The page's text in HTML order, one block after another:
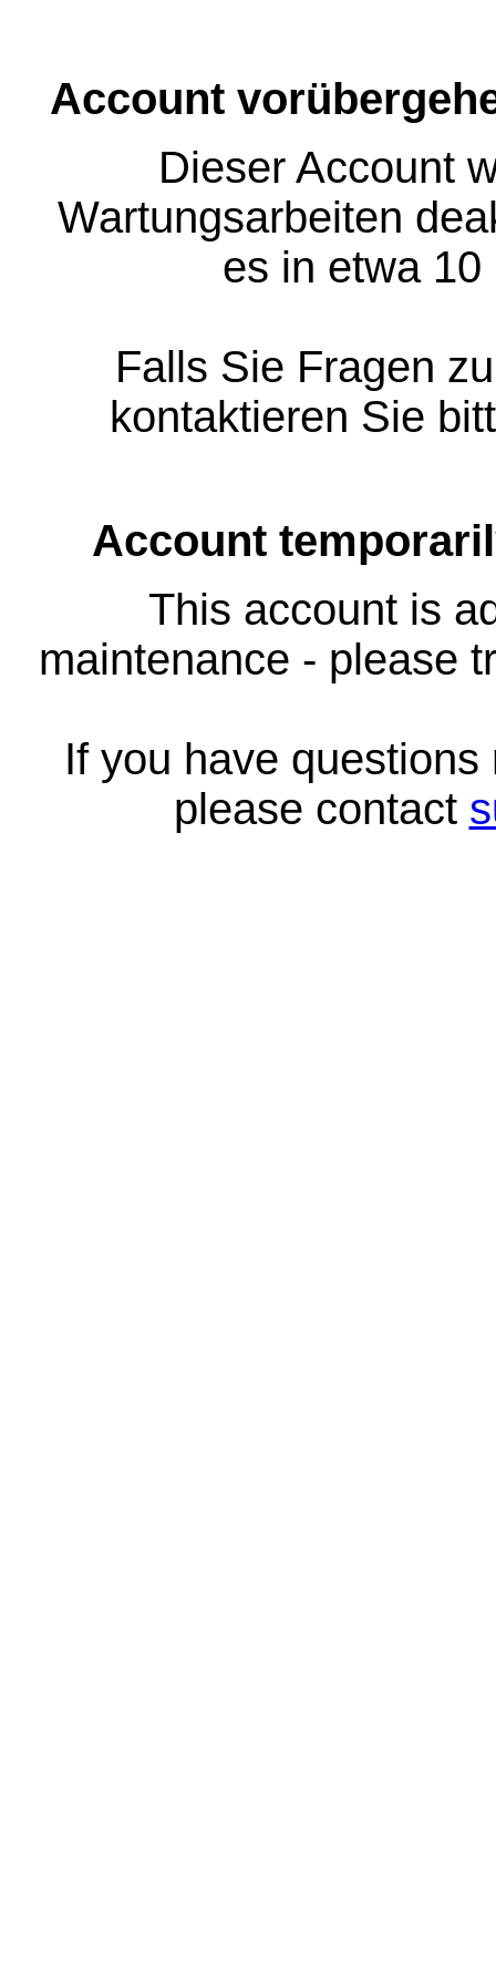
Account
Dieser Account
Wartungsarbeiten
es in etwa
Falls Sie Fragen
kontaktieren Sie
Account
This account is
maintenance - please
If you have
please contact